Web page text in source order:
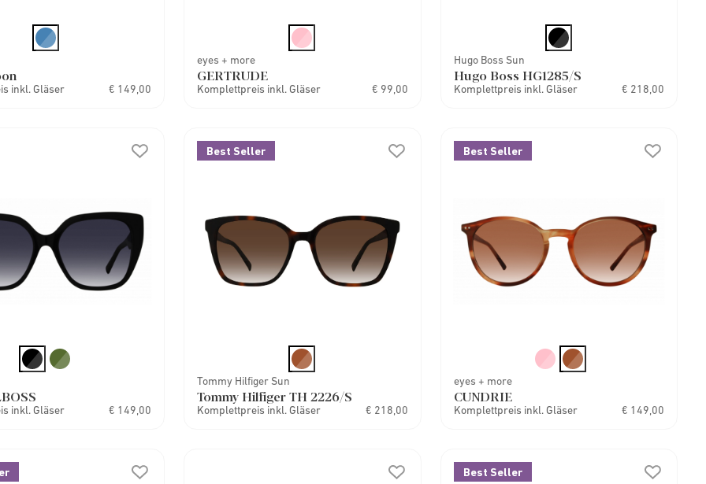
inkl. Gläser € 149,00
eyes + more
GERTRUDE
Komplettpreis inkl. Gläser € 99,00
Hugo Boss Sun
Hugo Boss HG1285/S
Komplettpreis inkl. Gläser € 218,00
inkl. Gläser € 149,00
Best Seller
Tommy Hilfiger Sun
Tommy Hilfiger TH 2226/S
Komplettpreis inkl. Gläser € 218,00
Best Seller
eyes + more
CUNDRIE
Komplettpreis inkl. Gläser € 149,00
Best Seller